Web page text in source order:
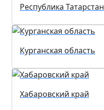
Республика Татарстан
Курганская область
Хабаровский край